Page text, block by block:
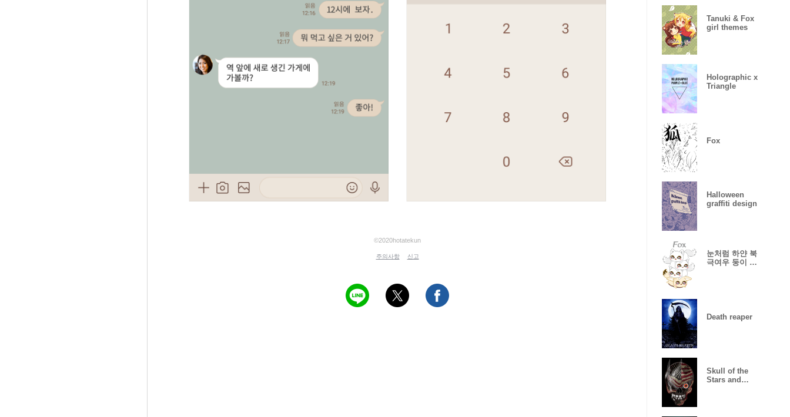
©2020hotatekun
주의사항 신고
Tanuki & Fox
girl themes
Holographic x
Triangle
Fox
Halloween
graffiti design
눈처럼 하얀 북
극여우 둥이 테
Death reaper
Skull of the
Stars and